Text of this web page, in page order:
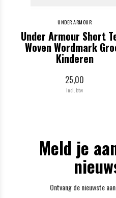
UNDER ARMOUR
Under Armour Short
Woven Wordmark
Kinderen
25,00
Incl. btw
Meld je
Ontvang de nieuwste